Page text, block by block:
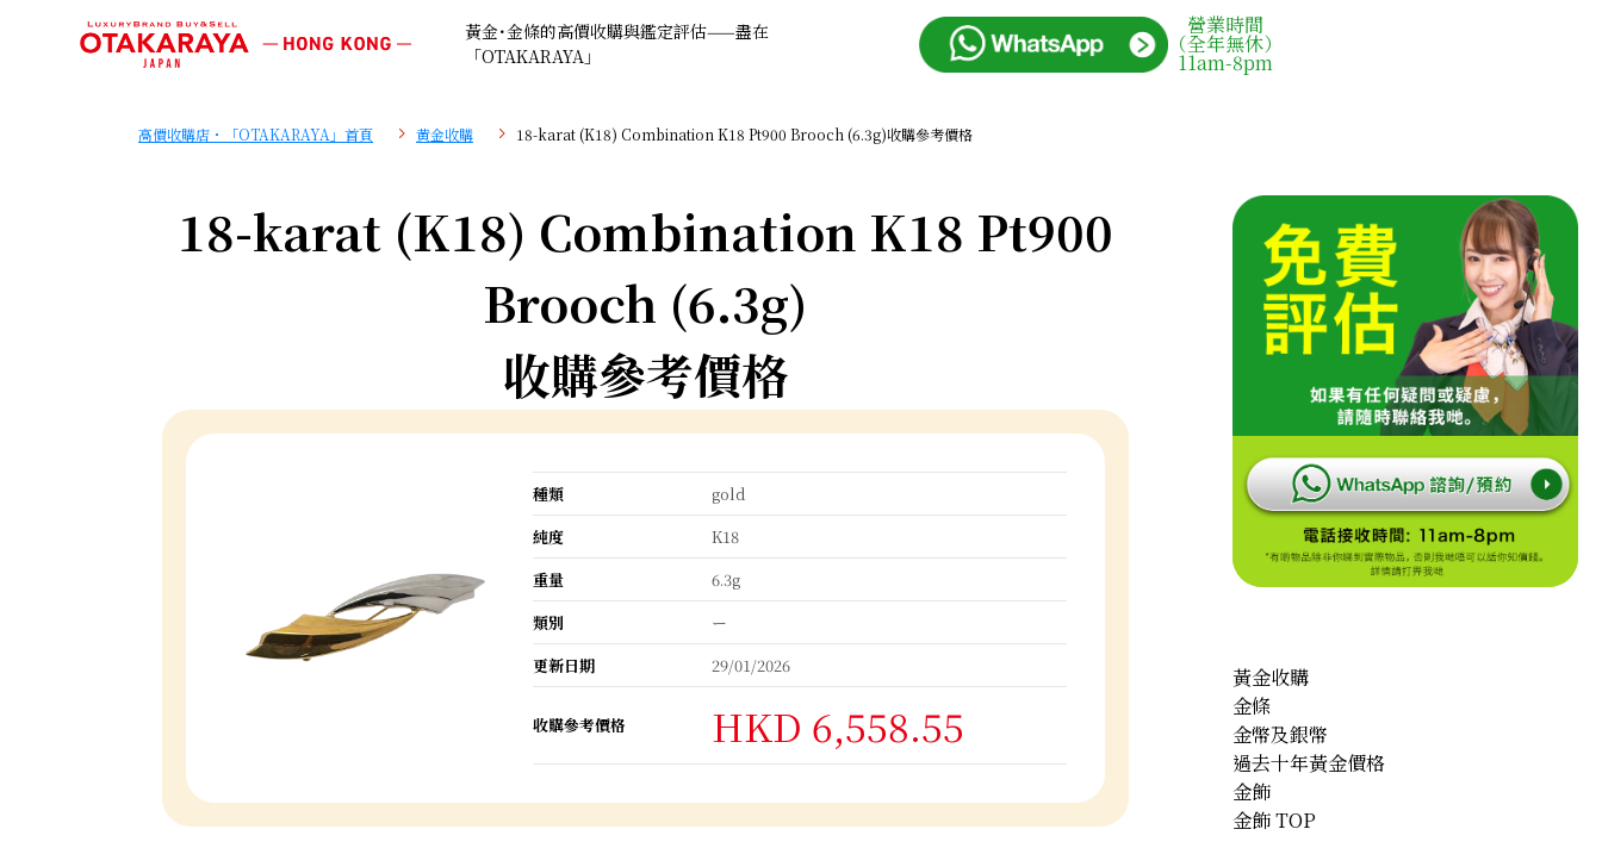
黃金･金條的高價收購與鑑定評估——盡在
「OTAKARAYA」
營業時間
（全年無休）
11am-8pm
高價收購店・「OTAKARAYA」首頁 黄金收購 18-karat (K18) Combination K18 Pt900 Brooch (6.3g)收購參考價格
18-karat (K18) Combination K18 Pt900
Brooch (6.3g)
收購參考價格
種類
gold
純度
K18
重量
6.3g
類別
ー
更新日期
29/01/2026
收購參考價格 HKD 6,558.55
黃金收購
金條
金幣及銀幣
過去十年黃金價格
金飾
金飾 TOP